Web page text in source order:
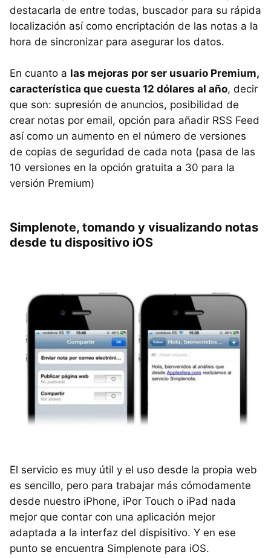
destacarla de entre todas, buscador para su rápida
localización así como encriptación de las notas a la
hora de sincronizar para asegurar los datos.
En cuanto a las mejoras por ser usuario Premium,
característica que cuesta 12 dólares al año, decir
que son: supresión de anuncios, posibilidad de
crear notas por email, opción para añadir RSS Feed
así como un aumento en el número de versiones
de copias de seguridad de cada nota (pasa de las
10 versiones en la opción gratuita a 30 para la
versión Premium)
Simplenote, tomando y visualizando notas
desde tu dispositivo iOS
El servicio es muy útil y el uso desde la propia web
es sencillo, pero para trabajar más cómodamente
desde nuestro iPhone, iPor Touch o iPad nada
mejor que contar con una aplicación mejor
adaptada a la interfaz del dispisitivo. Y en ese
punto se encuentra Simplenote para iOS.